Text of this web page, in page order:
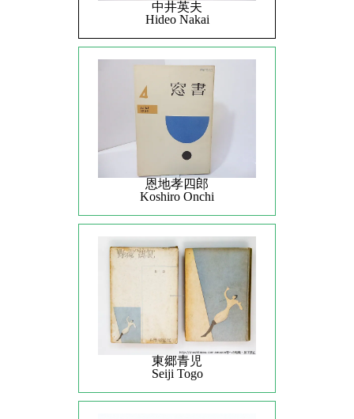
中井英夫
Hideo Nakai
恩地孝四郎
Koshiro Onchi
東郷青児
Seiji Togo